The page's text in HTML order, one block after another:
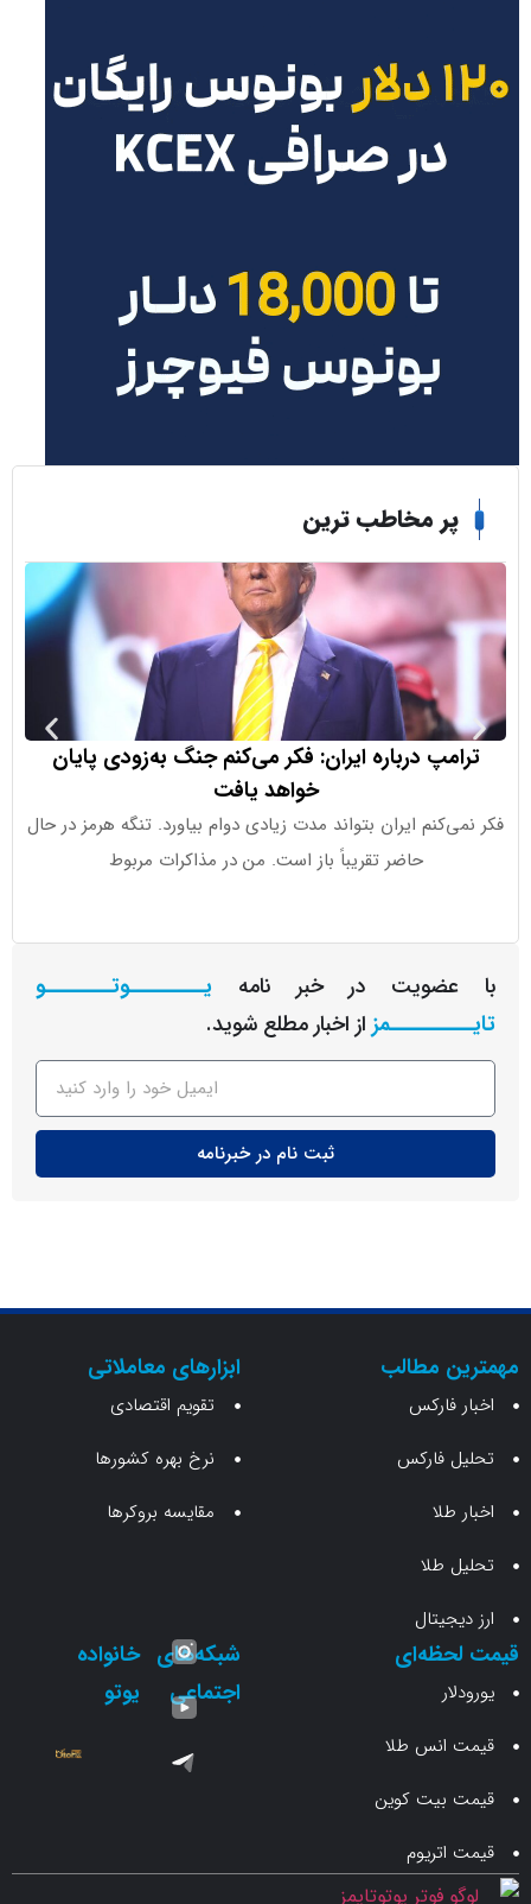
پر مخاطب ترین
درباره ایران: فکر می‌کنم جنگ به‌زودی پایان
خواهد یافت
ایران بتواند مدت زیادی دوام بیاورد. تنگه هرمز در حال
حاضر تقریباً باز است. من در مذاکرات مربوط
اوپن‌ای‌آی
در خبر نامه
یـــــــــوتــــــــو
از اخبار مطلع شوید.
ثبت نام در خبرنامه
مطالب
فارکس
فارکس
ابزارهای معاملاتی
تقویم اقتصادی
نرخ بهره کشورها
مقایسه بروکرها
انس طلا
بیت کوین
شبکه‌های خانواده
یوتو